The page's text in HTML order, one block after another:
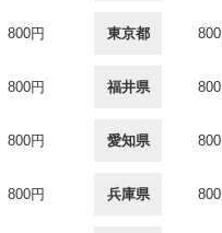
800円 東京都
800円 福井県
800円 愛知県
800円 兵庫県